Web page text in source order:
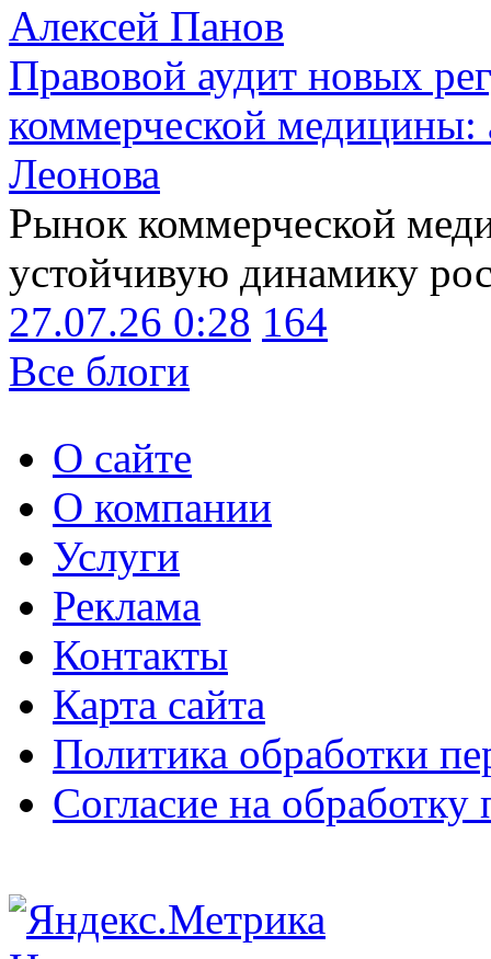
Алексей Панов
Правовой аудит новых
коммерческой медицины:
Леонова
Рынок коммерческой
устойчивую динамику
27.07.26 0:28 164
Все блоги
О сайте
О компании
Услуги
Реклама
Контакты
Карта сайта
Политика обработки
Согласие на